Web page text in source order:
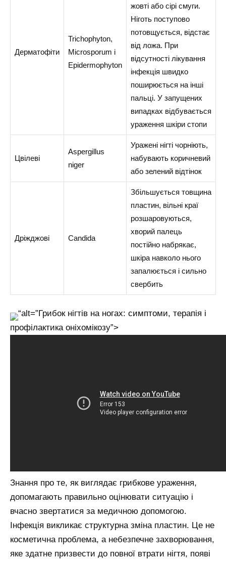
Дерматофіти
Trichophyton,
Microsporum і
Epidermophyton
жовті або сірі смуги.
Ніготь поступово
потовщується, відстає
від ложа. При
відсутності лікування
інфекція швидко
поширюється на інші
пальці. У запущених
випадках відбувається
ураження шкіри стопи
Цвілеві
Aspergillus
niger
Уражені нігті чорніють,
набувають коричневий
або зелений відтінок
Дріжджові Candida
Збільшується товщина
пластин, вільні краї
розшаровуються,
хворий палець
постійно набрякає,
шкіра навколо нього
запалюється і сильно
свербить
“alt=”Грибок нігтів на ногах: симптоми, терапія і
профілактика оніхомікозу”>
Знання про те, як виглядає грибкове ураження,
допомагають правильно оцінювати ситуацію і
вчасно звертатися за медичною допомогою.
Інфекція викликає структурна зміна пластин. Це не
косметична проблема, а небезпечне захворювання,
яке здатне призвести до повної втрати нігтя, появі